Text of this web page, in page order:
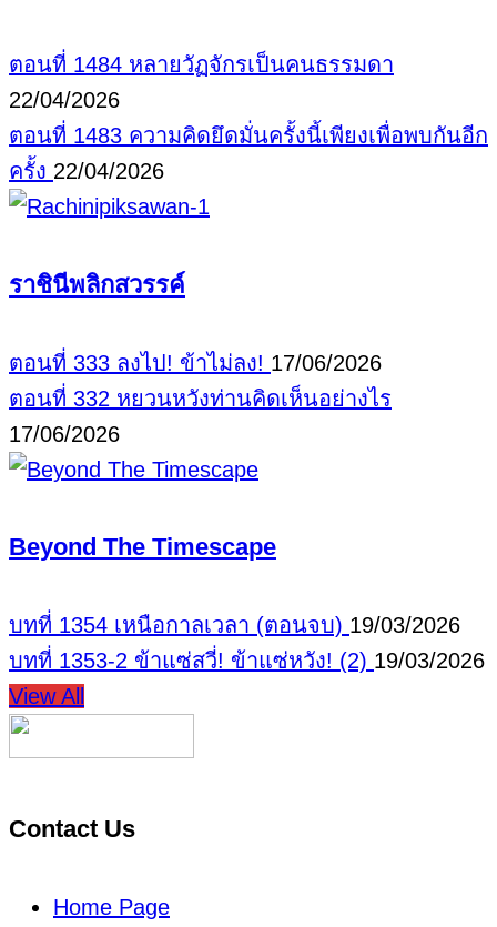
ตอนที่ 1484 หลายวัฏจักรเป็นคนธรรมดา
22/04/2026
ตอนที่ 1483 ความคิดยึดมั่นครั้งนี้เพียงเพื่อพบกันอีก
ครั้ง 22/04/2026
ราชินีพลิกสวรรค์
ตอนที่ 333 ลงไป! ข้าไม่ลง! 17/06/2026
ตอนที่ 332 หยวนหวังท่านคิดเห็นอย่างไร
17/06/2026
Beyond The Timescape
บทที่ 1354 เหนือกาลเวลา (ตอนจบ) 19/03/2026
บทที่ 1353-2 ข้าแซ่สวี่! ข้าแซ่หวัง! (2) 19/03/2026
View All
Contact Us
Home Page